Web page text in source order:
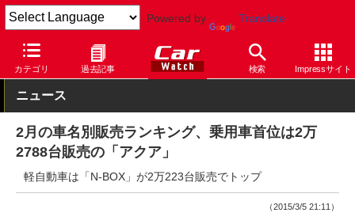
Powered by Translate
カテゴリ 過去記事 検索 Impressサイト
Car Watch 自動車 トヨタ アクア
ニュース
2月の車名別販売ランキング、乗用車首位は2万
2788台販売の「アクア」
軽自動車は「N-BOX」が2万223台販売でトップ
（2015/3/5 21:11）